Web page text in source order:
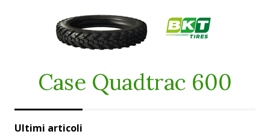
Case Quadtrac 600
Ultimi articoli